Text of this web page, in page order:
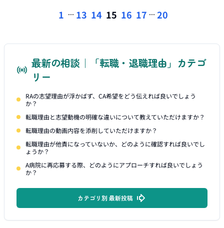
1 ... 13 14 15 16 17 ... 20
最新の相談｜「転職・退職理由」カテゴ
リー
RAの志望理由が浮かばず、CA希望をどう伝えれば良いでしょう
か？
転職理由と志望動機の明確な違いについて教えていただけますか？
転職理由の動画内容を添削していただけますか？
転職理由が他責になっていないか、どのように確認すれば良いでし
ょうか？
A病院に再応募する際、どのようにアプローチすれば良いでしょう
か？
カテゴリ別 最新投稿